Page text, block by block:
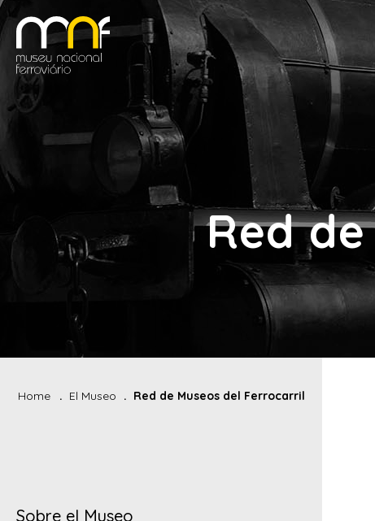
Red
Home El Museo Red de Museos del Ferrocarril
Sobre el Museo